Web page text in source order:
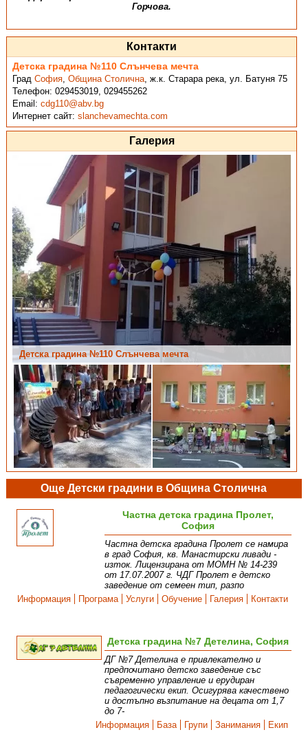
Горчова.
Контакти
Детска градина №110 Слънчева мечта
ГрадСофия,Община Столична,ж.к. Старара река, ул. Батуня 75
Телефон:029453019, 029455262
Email:cdg110@abv.bg
Интернет сайт:slanchevamechta.com
Галерия
Детска градина №110 Слънчева мечта
Детска градина №110 Слънчева мечта
Още Детски градини в Община Столична
Частна детска градина Пролет,
София
Частна детска градина Пролет се намира
в град София, кв. Манастирски ливади -
изток. Лицензирана от МОМН № 14-239
от 17.07.2007 г. ЧДГ Пролет е детско
заведение от семеен тип, разпо
Информация
Програма Услуги Обучение Галерия Контакти
Детска градина №7 Детелина, София
ДГ №7 Детелина е привлекателно и
предпочитано детско заведение със
съвременно управление и ерудиран
педагогически екип. Осигурява качествено
и достъпно възпитание на децата от 1,7
до 7-
Информация
База Групи Занимания Екип